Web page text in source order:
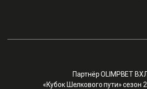
Партнёр OLIMPBET ВХЛ
«Кубок Шелкового пути» сезон